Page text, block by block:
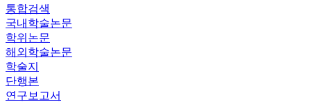
통합검색
국내학술논문
학위논문
해외학술논문
학술지
단행본
연구보고서